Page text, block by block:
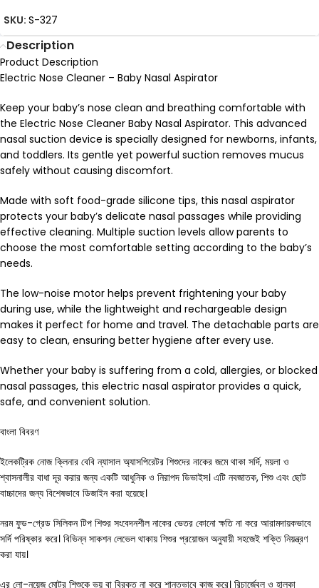
SKU: S-327
Description
Product Description
Electric Nose Cleaner – Baby Nasal Aspirator
Keep your baby’s nose clean and breathing comfortable with
the Electric Nose Cleaner Baby Nasal Aspirator. This advanced
nasal suction device is specially designed for newborns, infants,
and toddlers. Its gentle yet powerful suction removes mucus
safely without causing discomfort.
Made with soft food-grade silicone tips, this nasal aspirator
protects your baby’s delicate nasal passages while providing
effective cleaning. Multiple suction levels allow parents to
choose the most comfortable setting according to the baby’s
needs.
The low-noise motor helps prevent frightening your baby
during use, while the lightweight and rechargeable design
makes it perfect for home and travel. The detachable parts are
easy to clean, ensuring better hygiene after every use.
Whether your baby is suffering from a cold, allergies, or blocked
nasal passages, this electric nasal aspirator provides a quick,
safe, and convenient solution.
বাংলা বিবরণ
ইলেকট্রিক নোজ ক্লিনার বেবি ন্যাসাল অ্যাসপিরেটর শিশুদের নাকের জমে থাকা সর্দি, ময়লা ও
শ্বাসনালীর বাধা দূর করার জন্য একটি আধুনিক ও নিরাপদ ডিভাইস। এটি নবজাতক, শিশু এবং ছোট
বাচ্চাদের জন্য বিশেষভাবে ডিজাইন করা হয়েছে।
নরম ফুড-গ্রেড সিলিকন টিপ শিশুর সংবেদনশীল নাকের ভেতর কোনো ক্ষতি না করে আরামদায়কভাবে
সর্দি পরিষ্কার করে। বিভিন্ন সাকশন লেভেল থাকায় শিশুর প্রয়োজন অনুযায়ী সহজেই শক্তি নিয়ন্ত্রণ
করা যায়।
এর লো-নয়েজ মোটর শিশুকে ভয় বা বিরক্ত না করে শান্তভাবে কাজ করে। রিচার্জেবল ও হালকা